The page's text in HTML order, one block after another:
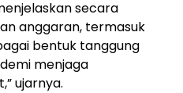
secara
anggaran, termasuk
bentuk tanggung
menjaga
ujarnya.